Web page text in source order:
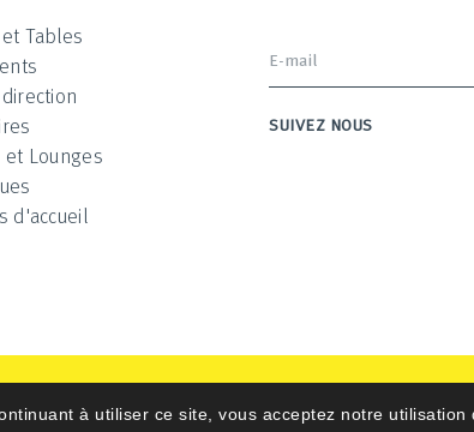
Tables
Lounges
d'accueil
SUIVEZ NOUS
à utiliser ce site, vous acceptez notre utilisation